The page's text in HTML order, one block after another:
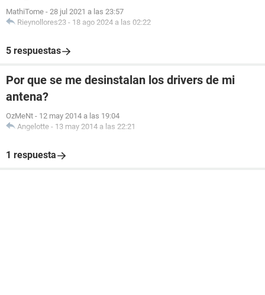
MathiTome - 28 jul 2021 a las 23:57
Rieynollores23 - 18 ago 2024 a las 02:22
5 respuestas
Por que se me desinstalan los drivers de mi
antena?
OzMeNt - 12 may 2014 a las 19:04
Angelotte - 13 may 2014 a las 22:21
1 respuesta